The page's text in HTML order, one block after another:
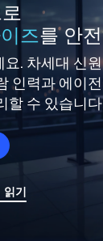
즈를 안
요. 차세대 신
인력과 에이
할 수 있습니
기